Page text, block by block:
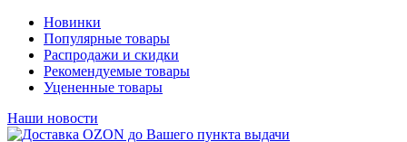
Новинки
Популярные товары
Распродажи и скидки
Рекомендуемые товары
Уцененные товары
Наши новости